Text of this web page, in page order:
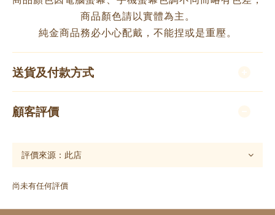
商品顏色請以實體為主。
純金商品務必小心配戴，不能捏或是重壓。
送貨及付款方式
顧客評價
尚未有任何評價